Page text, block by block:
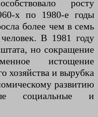
росту
х по 1980-е годы
более чем в семь
В 1981 году
но сокращение
истощение
хозяйства и вырубка
развитию
социальные и